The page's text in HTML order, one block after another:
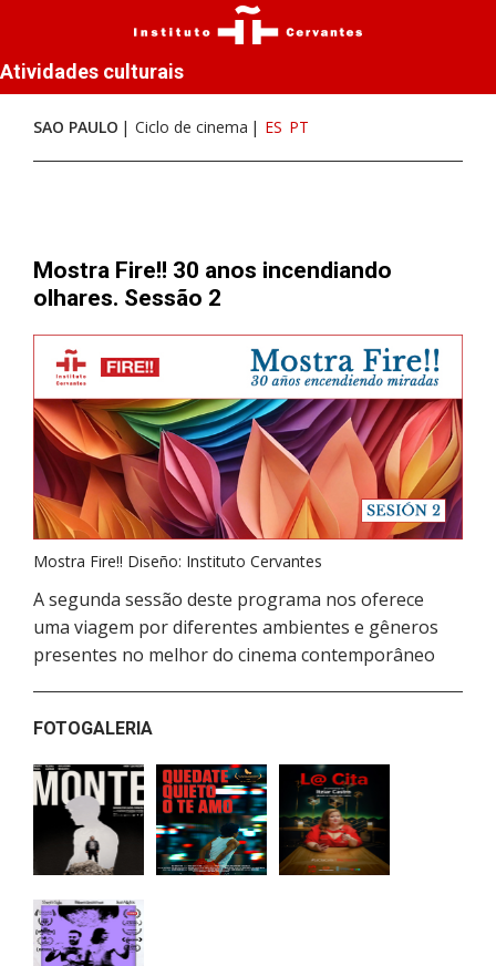
Atividades culturais
SAO PAULO Ciclo de cinema ES PT
Mostra Fire!! 30 anos incendiando
olhares. Sessão 2
Mostra Fire!! Diseño: Instituto Cervantes
A segunda sessão deste programa nos oferece
uma viagem por diferentes ambientes e gêneros
presentes no melhor do cinema contemporâneo
FOTOGALERIA